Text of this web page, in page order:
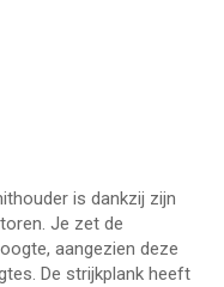
is dankzij zijn
Je zet de
aangezien deze
De strijkplank heeft